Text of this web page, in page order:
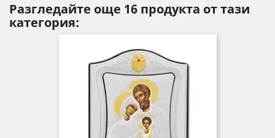
Разгледайте още 16 продукта от тази
категория: